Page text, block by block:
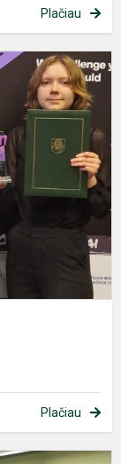
Plačiau
Plačiau